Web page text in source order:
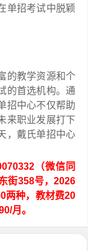
单招考试中脱颖
的教学资源和个
的首选机构。通
招中心不仅帮助
来职业发展打下
，戴氏单招中心
（微信同
街358号，2026
两种，教材费20
月。